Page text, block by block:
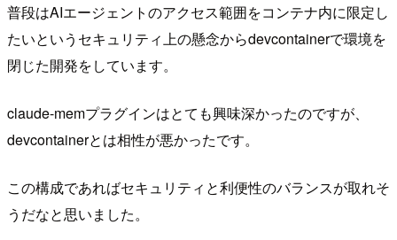
普段はAIエージェントのアクセス範囲をコンテナ内に限定し
たいというセキュリティ上の懸念からdevcontainerで環境を
閉じた開発をしています。
claude-memプラグインはとても興味深かったのですが、
devcontainerとは相性が悪かったです。
この構成であればセキュリティと利便性のバランスが取れそ
うだなと思いました。